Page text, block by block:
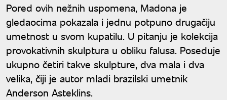
Pored ovih nežnih uspomena, Madona je
gledaocima pokazala i jednu potpuno drugačiju
umetnost u svom kupatilu. U pitanju je kolekcija
provokativnih skulptura u obliku falusa. Poseduje
ukupno četiri takve skulpture, dva mala i dva
velika, čiji je autor mladi brazilski umetnik
Anderson Asteklins.